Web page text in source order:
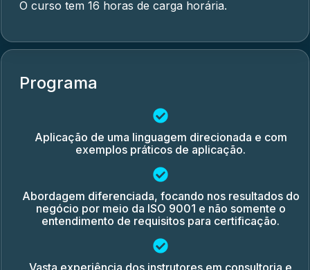
O curso tem 16 horas de carga horária.
Programa
Aplicação de uma linguagem direcionada e com
exemplos práticos de aplicação.
Abordagem diferenciada, focando nos resultados do
negócio por meio da ISO 9001 e não somente o
entendimento de requisitos para certificação.